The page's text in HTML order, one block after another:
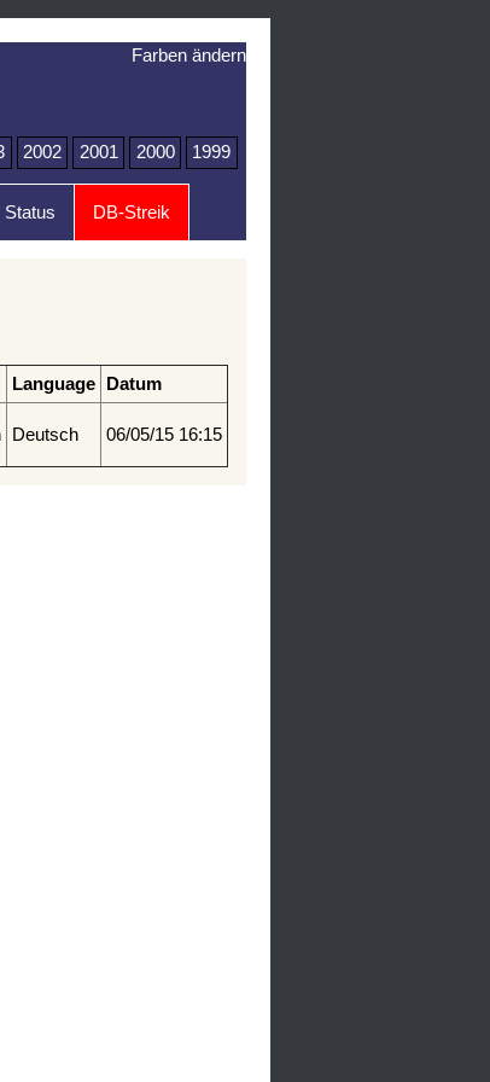
2002 2001 2000 1999
Status DB-Streik
Farben ändern
Language
Datum
Deutsch 06/05/15 16:15